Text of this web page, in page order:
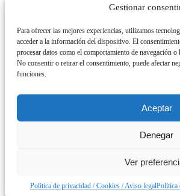
Gestionar
Para ofrecer las mejores experiencias, utilizamos
acceder a la información del dispositivo. El
procesar datos como el comportamiento de navegación
No consentir o retirar el consentimiento, puede afectar
funciones.
Aceptar
Denegar
Ver
Política de privacidad / Cookies / Aviso legalPolítica